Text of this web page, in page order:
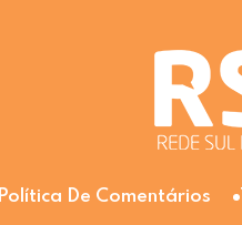
Política De Comentários